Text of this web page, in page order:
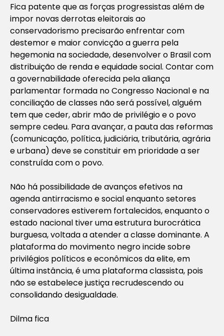
Fica patente que as forças progressistas além de
impor novas derrotas eleitorais ao
conservadorismo precisarão enfrentar com
destemor e maior convicção a guerra pela
hegemonia na sociedade, desenvolver o Brasil com
distribuição de renda e equidade social. Contar com
a governabilidade oferecida pela aliança
parlamentar formada no Congresso Nacional e na
conciliação de classes não será possível, alguém
tem que ceder, abrir mão de privilégio e o povo
sempre cedeu. Para avançar, a pauta das reformas
(comunicação, política, judiciária, tributária, agrária
e urbana) deve se constituir em prioridade a ser
construída com o povo.
Não há possibilidade de avanços efetivos na
agenda antirracismo e social enquanto setores
conservadores estiverem fortalecidos, enquanto o
estado nacional tiver uma estrutura burocrática
burguesa, voltada a atender a classe dominante. A
plataforma do movimento negro incide sobre
privilégios políticos e econômicos da elite, em
última instância, é uma plataforma classista, pois
não se estabelece justiça recrudescendo ou
consolidando desigualdade.
Dilma fica